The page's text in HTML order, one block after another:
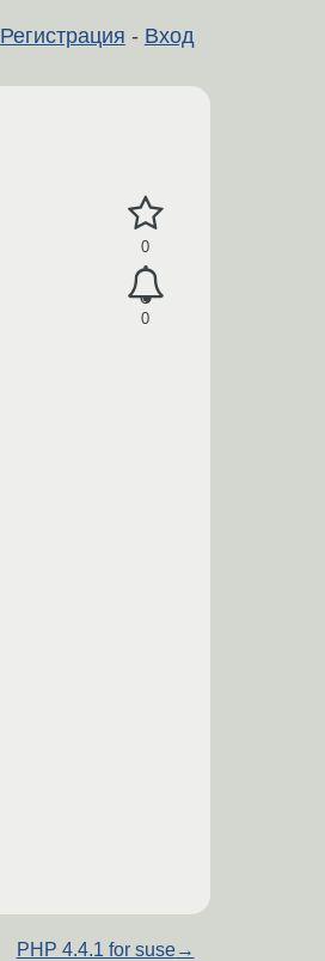
Регистрация - Вход
0
0
PHP 4.4.1 for suse→